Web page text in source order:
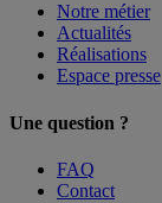
Notre métier
Actualités
Réalisations
Espace presse
Une question ?
FAQ
Contact